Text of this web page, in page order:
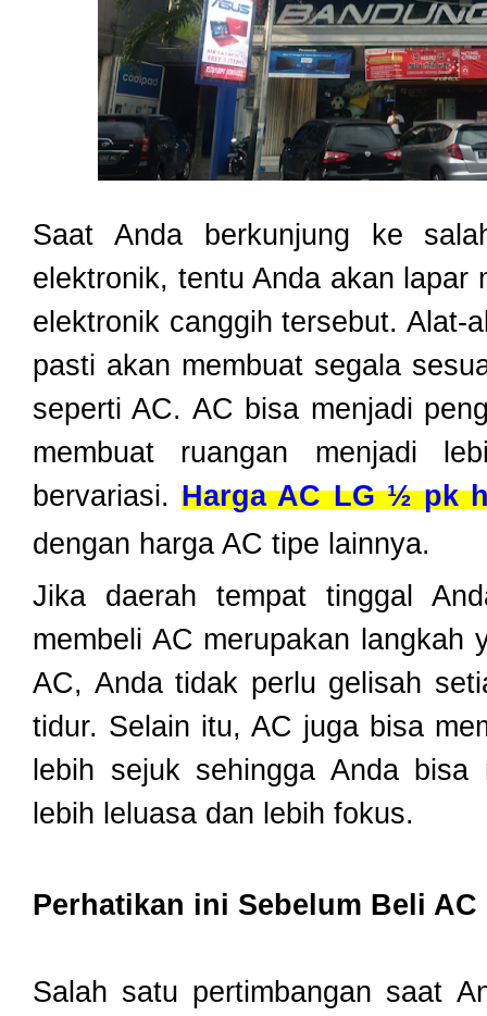
Saat Anda berkunjung ke
elektronik, tentu Anda akan lapar
elektronik canggih tersebut. Alat-
pasti akan membuat segala
seperti AC. AC bisa menjadi
membuat ruangan menjadi
bervariasi.Harga AC LG ½ pk
dengan harga AC tipe lainnya.
Jika daerah tempat tinggal
membeli AC merupakan langkah
AC, Anda tidak perlu gelisah
tidur. Selain itu, AC juga bisa
lebih sejuk sehingga Anda bisa
lebih leluasa dan lebih fokus.
Perhatikan ini Sebelum Beli AC
Salah satu pertimbangan saat